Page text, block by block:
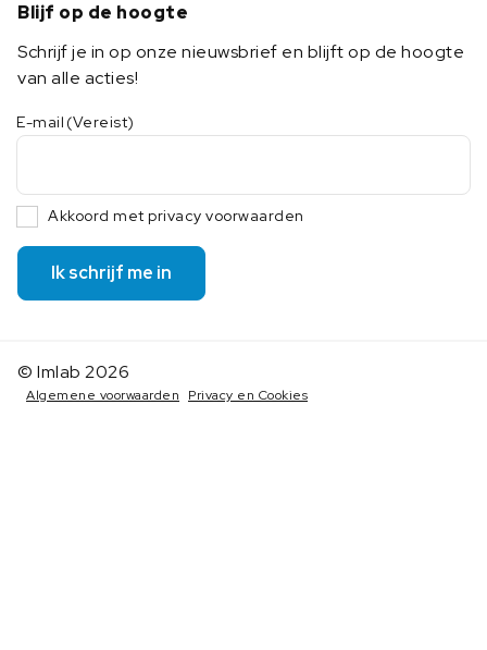
Blijf op de hoogte
Schrijf je in op onze nieuwsbrief en blijft op de hoogte
van alle acties!
E-mail (Vereist)
Akkoord met privacy voorwaarden
Ik schrijf me in
© Imlab 2026
Algemene voorwaarden Privacy en Cookies